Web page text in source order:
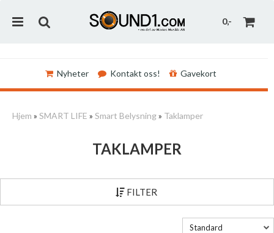
0,-
Nyheter Kontakt oss! Gavekort
Hjem » SMART LIFE » Smart Belysning» Taklamper
TAKLAMPER
FILTER
Standard